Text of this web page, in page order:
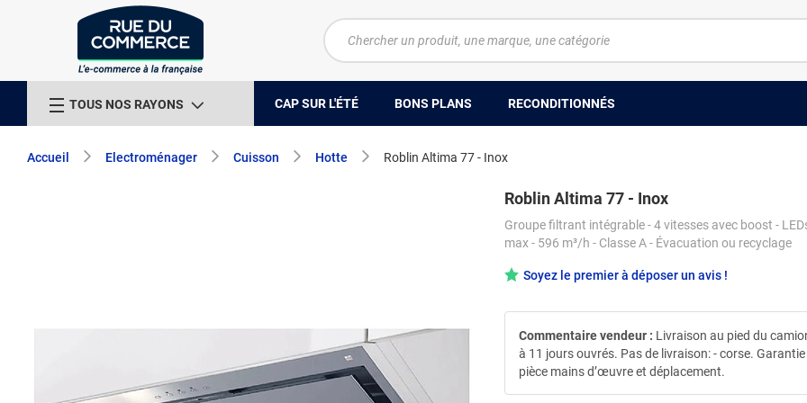
TOUS NOS RAYONS CAP SUR L'ÉTÉ BONS PLANS RECONDITIONNÉS
Accueil Electroménager Cuisson Hotte Roblin Altima 77 - Inox
Roblin Altima 77 - Inox
Groupe filtrant intégrable - 4 vitesses avec boost -
max - 596 m³/h - Classe A - Évacuation ou recyclage
Soyez le premier à déposer un avis !
Commentaire vendeur : Livraison au pied du
à 11 jours ouvrés. Pas de livraison: - corse.
pièce mains d’œuvre et déplacement.